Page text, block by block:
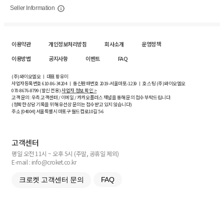
Seller Information
이용약관 개인정보처리방침 회사소개
운영정책
이용방법
공지사항 이벤트 FAQ
(주)와이오엘오 ㅣ 대표 황유미
사업자등록번호610-86-34204ㅣ 통신판매번호 2019-서울마포-1239 ㅣ 호스팅 (주)와이오엘오
070-8676-8799 (발신 전용)사업자 정보 확인 >
고객 문의: 우측 고객센터 / 이메일 / 카카오플러스 채널을 통해 문의 접수 부탁드립니다.
(정확한 상담 기록을 위해 유선상 문의는 접수받고 있지 않습니다)
주소 [04004] 서울특별시 마포구 월드컵로10길5-6
고객센터
평일 오전 11시 ~ 오후 5시 (주말, 공휴일 제외)
E-mail : info@croket.co.kr
크로켓 고객센터 문의 FAQ